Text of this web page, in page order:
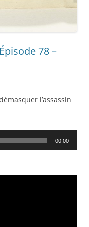
78 –
l’assassin
00:00